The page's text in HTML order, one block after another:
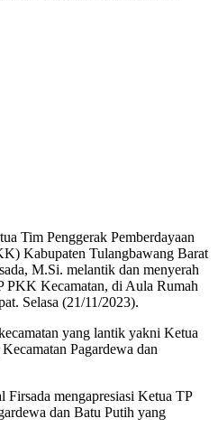
Tim Penggerak Pemberdayaan
Kabupaten Tulangbawang Barat
M.Si. melantik dan menyerah
PKK Kecamatan, di Aula Rumah
Selasa (21/11/2023).
yang lantik yakni Ketua
Pagardewa dan
mengapresiasi Ketua TP
dan Batu Putih yang